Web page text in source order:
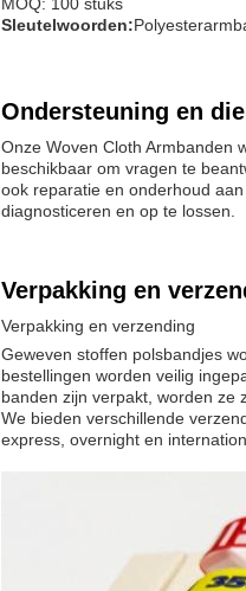
Sleutelwoorden:
Ondersteuning en
Onze Woven Cloth Armbanden
beschikbaar om vragen te
ook reparatie en onderhoud
diagnosticeren en op te lossen.
Verpakking en
Verpakking en verzending
Geweven stoffen polsbandjes
bestellingen worden veilig
banden zijn verpakt, worden ze
We bieden verschillende
express, overnight en